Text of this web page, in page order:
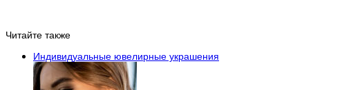
Читайте также
Индивидуальные ювелирные украшения